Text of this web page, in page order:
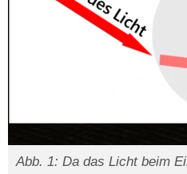
Abb. 1: Da das Licht beim